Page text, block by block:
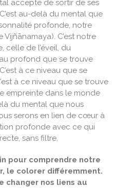
accepte de sortir de ses
au-delà du mental que
profonde, notre
C’est notre
celle de l’éveil, du
profond que se trouve
à ce niveau que se
à ce niveau que se trouve
empreinte dans le monde
du mental que nous
serons en lien de cœur à
profonde avec ce qui
sans filtre.
pour comprendre notre
le colorer différemment.
changer nos liens au